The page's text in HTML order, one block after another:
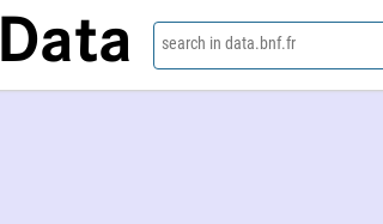
Data search in data.bnf.fr